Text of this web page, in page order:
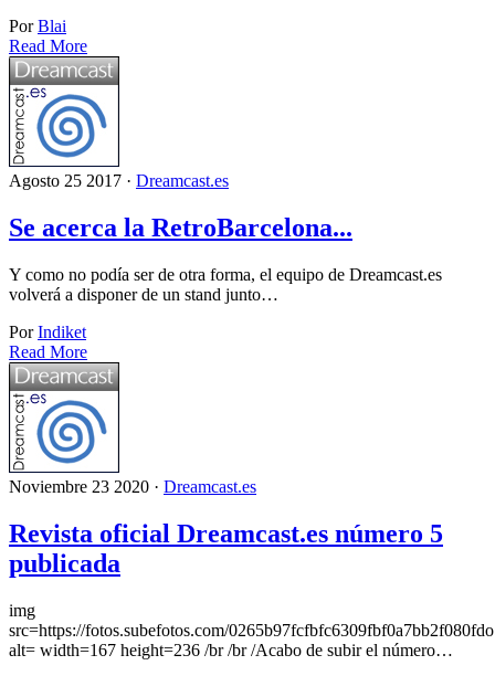
PorBlai
Read More
Agosto 25 2017 · Dreamcast.es
Se acerca la RetroBarcelona...
Y como no podía ser de otra forma, el equipo de Dreamcast.es
volverá a disponer de un stand junto…
PorIndiket
Read More
Noviembre 23 2020 · Dreamcast.es
Revista oficial Dreamcast.es número 5
publicada
img
src=https://fotos.subefotos.com/
alt= width=167 height=236 /br /br /Acabo de subir el número…